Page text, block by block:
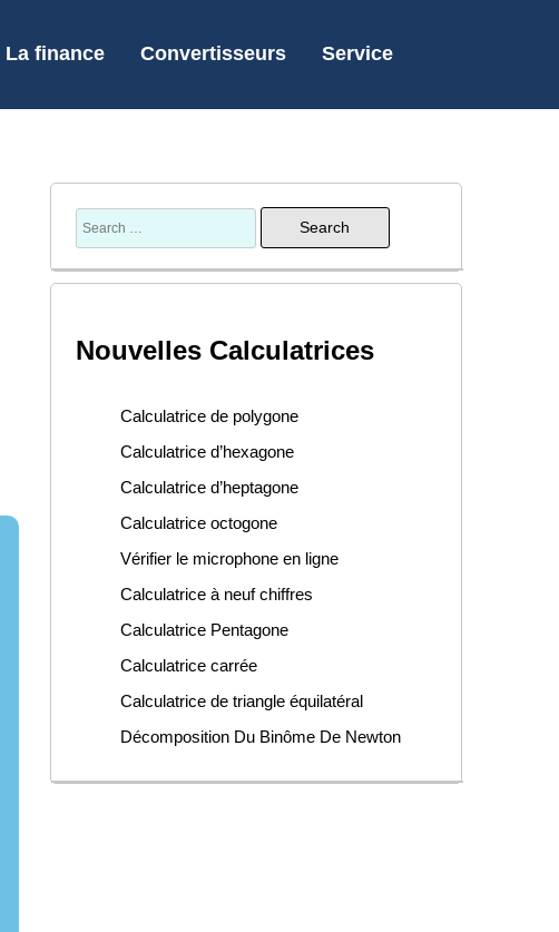
La finance Convertisseurs Service
Nouvelles Calculatrices
Calculatrice de polygone
Calculatrice d’hexagone
Calculatrice d’heptagone
Calculatrice octogone
Vérifier le microphone en ligne
Calculatrice à neuf chiffres
Calculatrice Pentagone
Calculatrice carrée
Calculatrice de triangle équilatéral
Décomposition Du Binôme De Newton